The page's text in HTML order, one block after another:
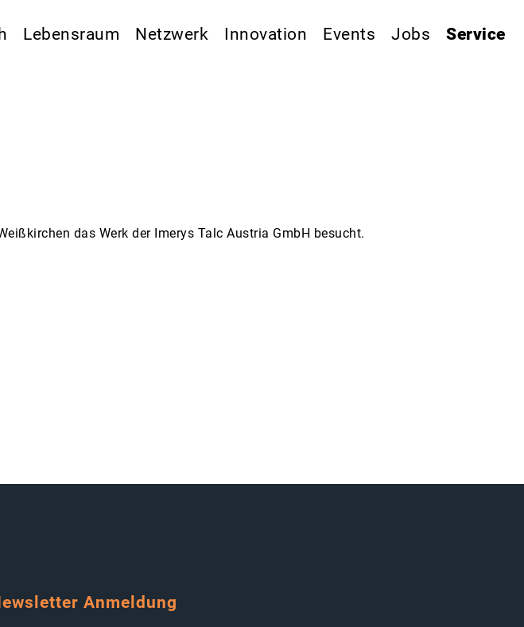
Lebensraum Netzwerk Innovation Events Jobs Service
das Werk der Imerys Talc Austria GmbH besucht.
Anmeldung